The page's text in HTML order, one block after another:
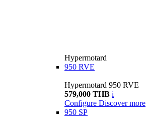
Hypermotard
950 RVE
Hypermotard 950 RVE
579,000 THB i
Configure Discover more
950 SP